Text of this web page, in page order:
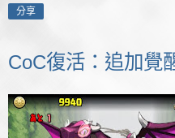
分享
CoC復活：追加覺